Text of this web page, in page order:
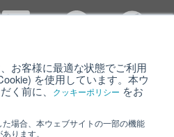
お客様に最適な状態でご利用
を使用しています。本ウ
く前に、
クッキーポリシー をお
場合、本ウェブサイトの一部の機能
ります。
ウェブサイト利用規約